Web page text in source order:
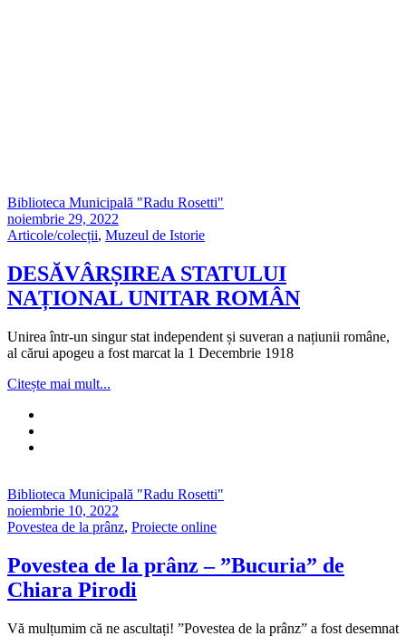
Biblioteca Municipală "Radu Rosetti"
noiembrie 29, 2022
Articole/colecții, Muzeul de Istorie
DESĂVÂRȘIREA STATULUI
NAȚIONAL UNITAR ROMÂN
Unirea într-un singur stat independent și suveran a națiunii române,
al cărui apogeu a fost marcat la 1 Decembrie 1918
Citește mai mult...
Biblioteca Municipală "Radu Rosetti"
noiembrie 10, 2022
Povestea de la prânz, Proiecte online
Povestea de la prânz – ”Bucuria” de
Chiara Pirodi
Vă mulțumim că ne ascultați! ”Povestea de la prânz” a fost desemnat